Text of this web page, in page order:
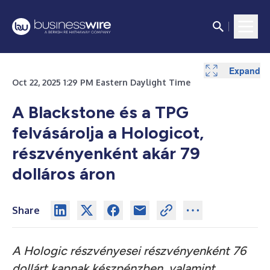
Oct 22, 2025 1:29 PM Eastern Daylight Time
A Blackstone és a TPG
felvásárolja a Hologicot,
részvényenként akár 79
dolláros áron
Share
A Hologic részvényesei részvényenként 76
Expand